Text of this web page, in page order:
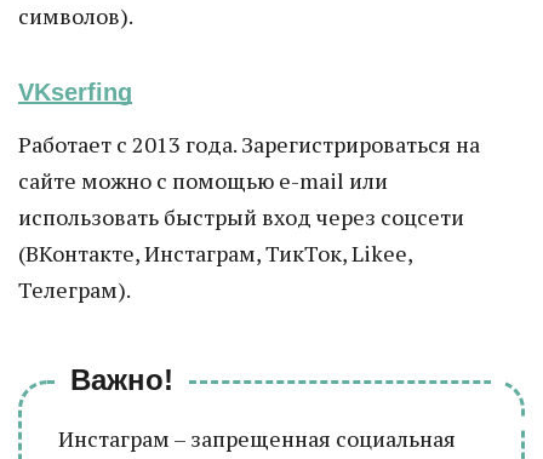
символов).
VKserfing
Работает с 2013 года. Зарегистрироваться на
сайте можно с помощью e-mail или
использовать быстрый вход через соцсети
(ВКонтакте, Инстаграм, ТикТок, Likee,
Телеграм).
Важно!
Инстаграм – запрещенная социальная